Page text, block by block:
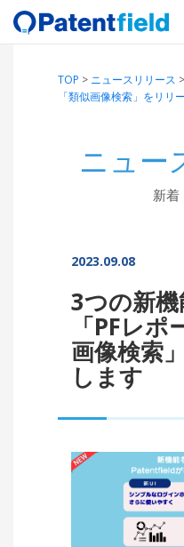
TOP > ニュースリリース >
「類似画像検索」をリリ
ニュー
新着
2023.09.08
3つの新機
「PFレ
画像検索
します